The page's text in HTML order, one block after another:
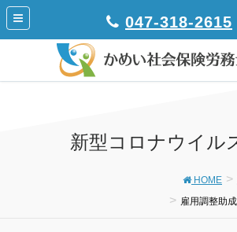
047-318-2615
新型コロナウイル
HOME
雇用調整助